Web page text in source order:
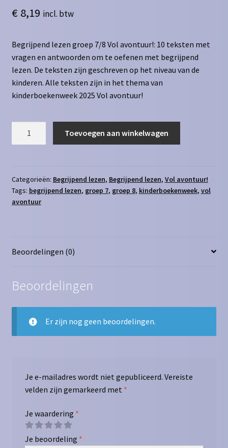
€8,19 incl. btw
Begrijpend lezen groep 7/8 Vol avontuur!: 10 teksten met
vragen en antwoorden om te oefenen met begrijpend
lezen. De teksten zijn geschreven op het niveau van de
kinderen. Alle teksten zijn in het thema van
kinderboekenweek 2025 Vol avontuur!
-
Vol
avontuur!
Toevoegen aan winkelwagen
Categorieën: Begrijpend lezen, Begrijpend lezen, Vol avontuur!
Tags: begrijpend lezen, groep 7, groep 8, kinderboekenweek, vol
avontuur
Beoordelingen (0)
Beoordelingen
Er zijn nog geen beoordelingen.
Je e-mailadres wordt niet gepubliceerd. Vereiste
velden zijn gemarkeerd met *
Je waardering *
Je beoordeling *